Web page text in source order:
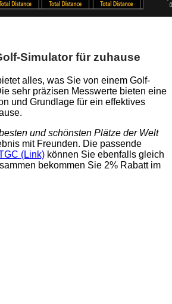
Simulator für zuhause
alles, was Sie von einem Golf-
sehr präzisen Messwerte bieten eine
und Grundlage für ein effektives
und schönsten Plätze der Welt
mit Freunden. Die passende
(Link) können Sie ebenfalls gleich
bekommen Sie 2% Rabatt im